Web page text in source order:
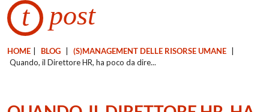
t post
HOME BLOG (S)MANAGEMENT DELLE RISORSE UMANE
Quando, il Direttore HR, ha poco da dire...